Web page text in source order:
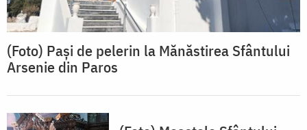
(Foto) Pași de pelerin la Mănăstirea Sfântului
Arsenie din Paros